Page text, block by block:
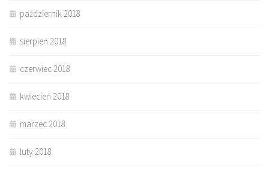
październik 2018
sierpień 2018
czerwiec 2018
kwiecień 2018
marzec 2018
luty 2018